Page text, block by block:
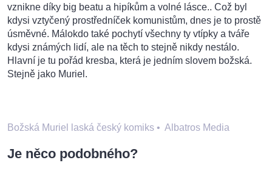
vznikne díky big beatu a hipíkům a volné lásce.. Což byl
kdysi vztyčený prostředníček komunistům, dnes je to prostě
úsměvné. Málokdo také pochytí všechny ty vtípky a tváře
kdysi známých lidí, ale na těch to stejně nikdy nestálo.
Hlavní je tu pořád kresba, která je jedním slovem božská.
Stejně jako Muriel.
Božská Muriel laská český komiks • Albatros Media
Je něco podobného?